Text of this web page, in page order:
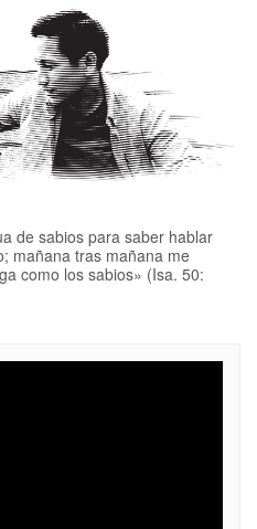
de sabios para saber hablar
mañana tras mañana me
como los sabios» (Isa. 50: